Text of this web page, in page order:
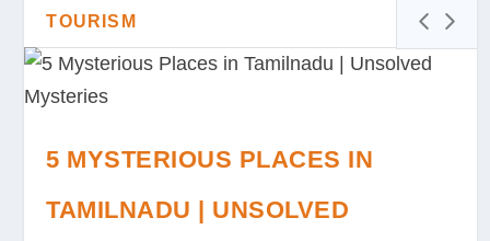
TOURISM
5 MYSTERIOUS PLACES IN
TAMILNADU | UNSOLVED